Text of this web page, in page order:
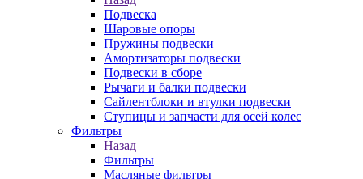
Подвеска
Шаровые опоры
Пружины подвески
Амортизаторы подвески
Подвески в сборе
Рычаги и балки подвески
Сайлентблоки и втулки подвески
Ступицы и запчасти для осей колес
Фильтры
Назад
Фильтры
Масляные фильтры